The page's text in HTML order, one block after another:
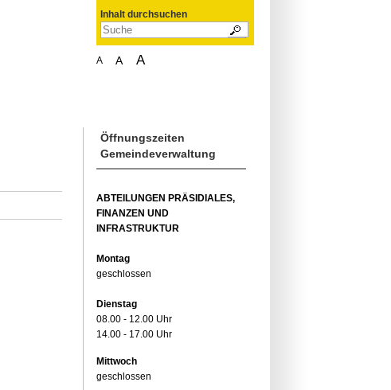
Inhalt durchsuchen
A A A
Öffnungszeiten
Gemeindeverwaltung
ABTEILUNGEN PRÄSIDIALES,
FINANZEN UND
INFRASTRUKTUR
Montag
geschlossen
Dienstag
08.00 - 12.00 Uhr
14.00 - 17.00 Uhr
Mittwoch
geschlossen